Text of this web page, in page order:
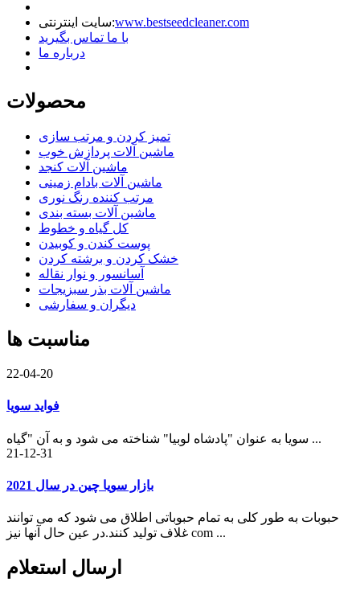
سایت اینترنتی:www.bestseedcleaner.com
با ما تماس بگیرید
درباره ما
محصولات
تمیز کردن و مرتب سازی
ماشین آلات پردازش خوب
ماشین آلات کنجد
ماشین آلات بادام زمینی
مرتب کننده رنگ نوری
ماشین آلات بسته بندی
کل گیاه و خطوط
پوست کندن و کوبیدن
خشک کردن و برشته کردن
آسانسور و نوار نقاله
ماشین آلات بذر سبزیجات
دیگران و سفارشی
مناسبت ها
22-04-20
فواید سویا
سویا به عنوان "پادشاه لوبیا" شناخته می شود و به آن "گیاه ...
21-12-31
بازار سویا چین در سال 2021
حبوبات به طور کلی به تمام حبوباتی اطلاق می شود که می توانند
غلاف تولید کنند.در عین حال آنها نیز com ...
ارسال استعلام